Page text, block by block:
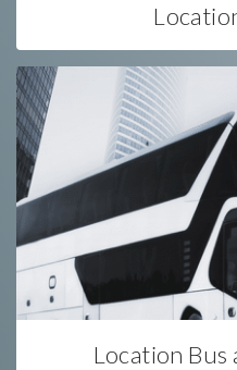
Location